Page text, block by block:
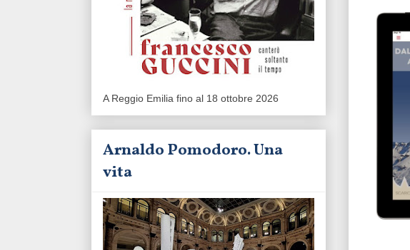
A Reggio Emilia fino al 18 ottobre 2026
Arnaldo Pomodoro. Una
vita